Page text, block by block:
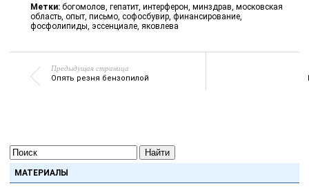
Метки: богомолов, гепатит, интерферон, минздрав, московская
область, опыт, письмо, софосбувир, финансирование,
фосфолипиды, эссенциале, яковлева
Предыдущая страница
Опять резня бензопилой
Найти
МАТЕРИАЛЫ